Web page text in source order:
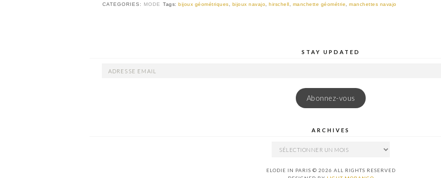
CATEGORIES: MODE Tags:bijoux géométriques bijoux navajo ,hirschell manchette géométrie ,manchettes navajo
STAY UPDATED
ADRESSE
Abonnez-vous
ARCHIVES
ARCHIVES
ELODIE IN PARIS © 2026 ALL RIGHTS RESERVED